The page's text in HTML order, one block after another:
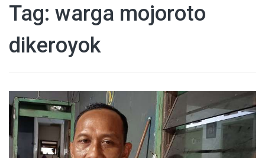
Tag: warga mojoroto
dikeroyok